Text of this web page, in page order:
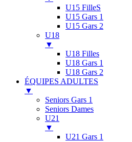
U15 FilleS
U15 Gars 1
U15 Gars 2
U18
▼
U18 Filles
U18 Gars 1
U18 Gars 2
ÉQUIPES ADULTES
▼
Seniors Gars 1
Seniors Dames
U21
▼
U21 Gars 1